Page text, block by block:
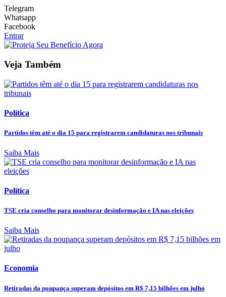
Telegram
Whatsapp
Facebook
Entrar
Veja Também
Política
Partidos têm até o dia 15 para registrarem candidaturas nos tribunais
Saiba Mais
Política
TSE cria conselho para monitorar desinformação e IA nas eleições
Saiba Mais
Economia
Retiradas da poupança superam depósitos em R$ 7,15 bilhões em julho